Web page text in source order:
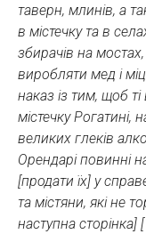
таверн, млинів, а
в містечку та в
збирачів на
виробляти мед і
наказ із тим, щоб
містечку
великих глеків
Орендарі повинні
[продати їх] у
та містяни, які не
наступна сторінка]